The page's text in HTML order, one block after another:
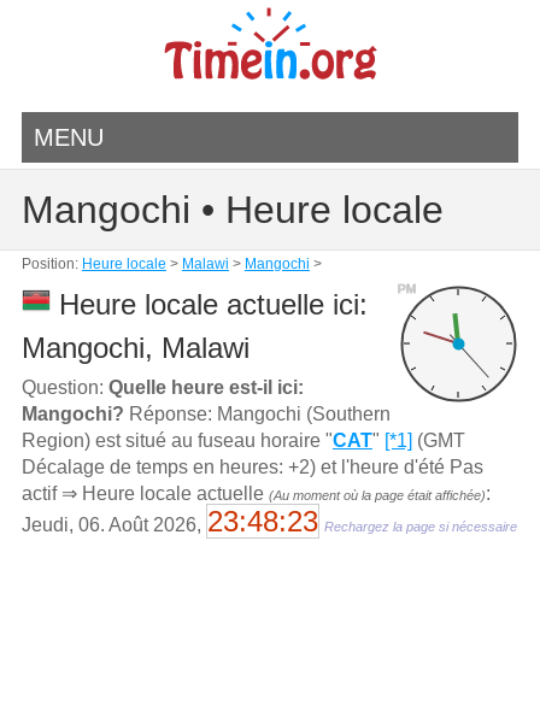
MENU
Mangochi • Heure locale
Position: Heure locale > Malawi > Mangochi >
PM
Heure locale actuelle ici:
Mangochi, Malawi
Question: Quelle heure est-il ici:
Mangochi? Réponse: Mangochi (Southern
Region) est situé au fuseau horaire "CAT" [*1] (GMT
Décalage de temps en heures: +2) et l'heure d'été Pas
actif ⇒ Heure locale actuelle (Au moment où la page était affichée):
Jeudi, 06. Août 2026, 23:48:23 Rechargez la page si nécessaire